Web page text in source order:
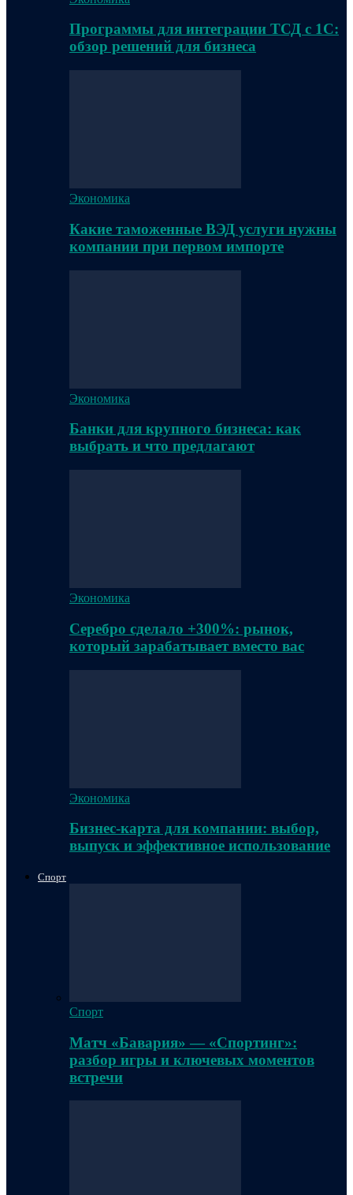
Программы для интеграции ТСД с 1С:
обзор решений для бизнеса
Экономика
Какие таможенные ВЭД услуги нужны
компании при первом импорте
Экономика
Банки для крупного бизнеса: как
выбрать и что предлагают
Экономика
Серебро сделало +300%: рынок,
который зарабатывает вместо вас
Экономика
Бизнес-карта для компании: выбор,
выпуск и эффективное использование
Спорт
Спорт
Матч «Бавария» — «Спортинг»:
разбор игры и ключевых моментов
встречи